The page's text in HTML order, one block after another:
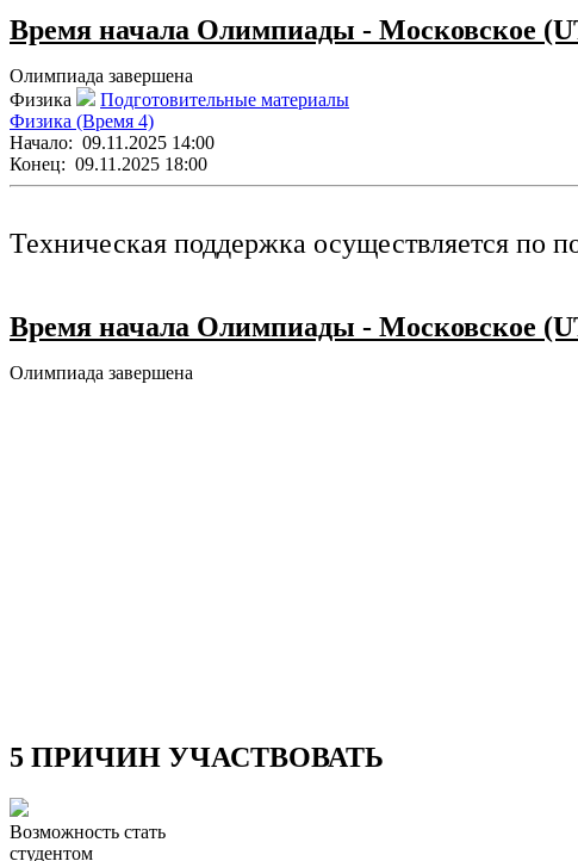
Время начала Олимпиады - Московское
Олимпиада завершена
Физика
Подготовительные материалы
Физика (Время 4)
Начало: 09.11.2025 14:00
Конец: 09.11.2025 18:00
Техническая поддержка осуществляется по
Время начала Олимпиады - Московское
Олимпиада завершена
5 ПРИЧИН УЧАСТВОВАТЬ
Возможность стать
студентом